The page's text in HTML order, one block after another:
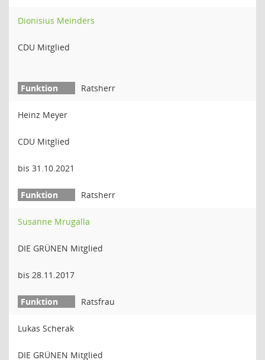
Dionisius Meinders
CDU Mitglied
Ratsherr
Heinz Meyer
CDU Mitglied
bis 31.10.2021
Ratsherr
Susanne Mrugalla
DIE GRÜNEN Mitglied
bis 28.11.2017
Ratsfrau
Lukas Scherak
DIE GRÜNEN Mitglied